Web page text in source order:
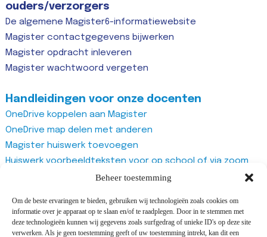
Beheer toestemming
Om de beste ervaringen te bieden, gebruiken wij technologieën zoals cookies om
informatie over je apparaat op te slaan en/of te raadplegen. Door in te stemmen met
deze technologieën kunnen wij gegevens zoals surfgedrag of unieke ID's op deze site
verwerken. Als je geen toestemming geeft of uw toestemming intrekt, kan dit een
ouders/verzorgers
De algemene Magister6-informatiewebsite
Magister contactgegevens bijwerken
Magister opdracht inleveren
Magister wachtwoord vergeten
Handleidingen voor onze docenten
OneDrive koppelen aan Magister
OneDrive map delen met anderen
Magister huiswerk toevoegen
Huiswerk voorbeeldteksten voor op school of via zoom
Magister studiewijzers
Magister docentenhandleiding algemeen
Zoom account aanmaken